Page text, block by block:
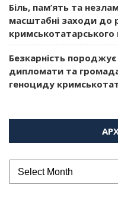
Біль, пам’ять та
масштабні заходи до
Безкарність породжує
дипломати та
геноциду